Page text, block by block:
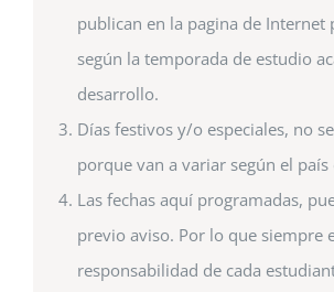
publican en la pagina de Internet
según la temporada de estudio
desarrollo.
Días festivos y/o especiales, no
porque van a variar según el país
Las fechas aquí programadas,
previo aviso. Por lo que siempre
responsabilidad de cada